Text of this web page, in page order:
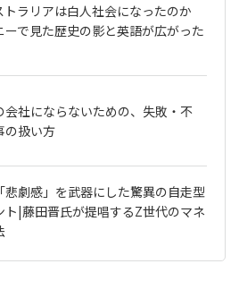
トラリアは白人社会になったのか
で見た歴史の影と英語が広がった
会社にならないための、失敗・不
の扱い方
悲劇感」を武器にした驚異の自走型
ト|藤田晋氏が提唱するZ世代のマネ